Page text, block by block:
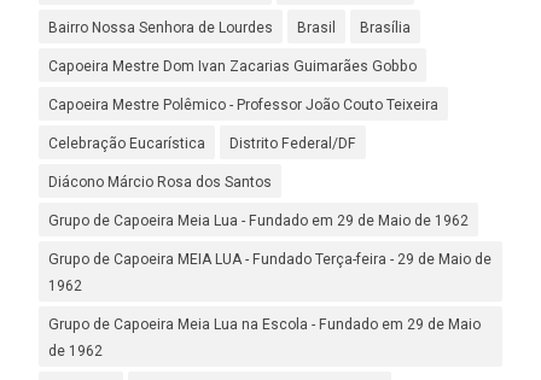
Bairro Nossa Senhora de Lourdes Brasil Brasília
Capoeira Mestre Dom Ivan Zacarias Guimarães Gobbo
Capoeira Mestre Polêmico - Professor João Couto Teixeira
Celebração Eucarística Distrito Federal/DF
Diácono Márcio Rosa dos Santos
Grupo de Capoeira Meia Lua - Fundado em 29 de Maio de 1962
Grupo de Capoeira MEIA LUA - Fundado Terça-feira - 29 de Maio de
1962
Grupo de Capoeira Meia Lua na Escola - Fundado em 29 de Maio
de 1962